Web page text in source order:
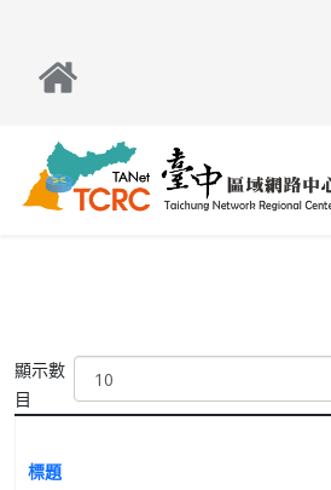
顯示數
目
標題